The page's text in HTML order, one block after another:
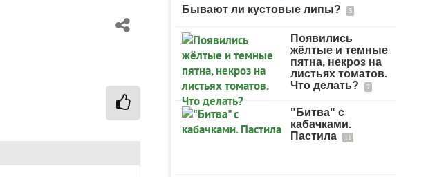
Бывают ли кустовые липы? 3
Появились
жёлтые и темные
пятна, некроз на
листьях томатов.
Что делать?
7
"Битва" с
кабачками.
Пастила
11